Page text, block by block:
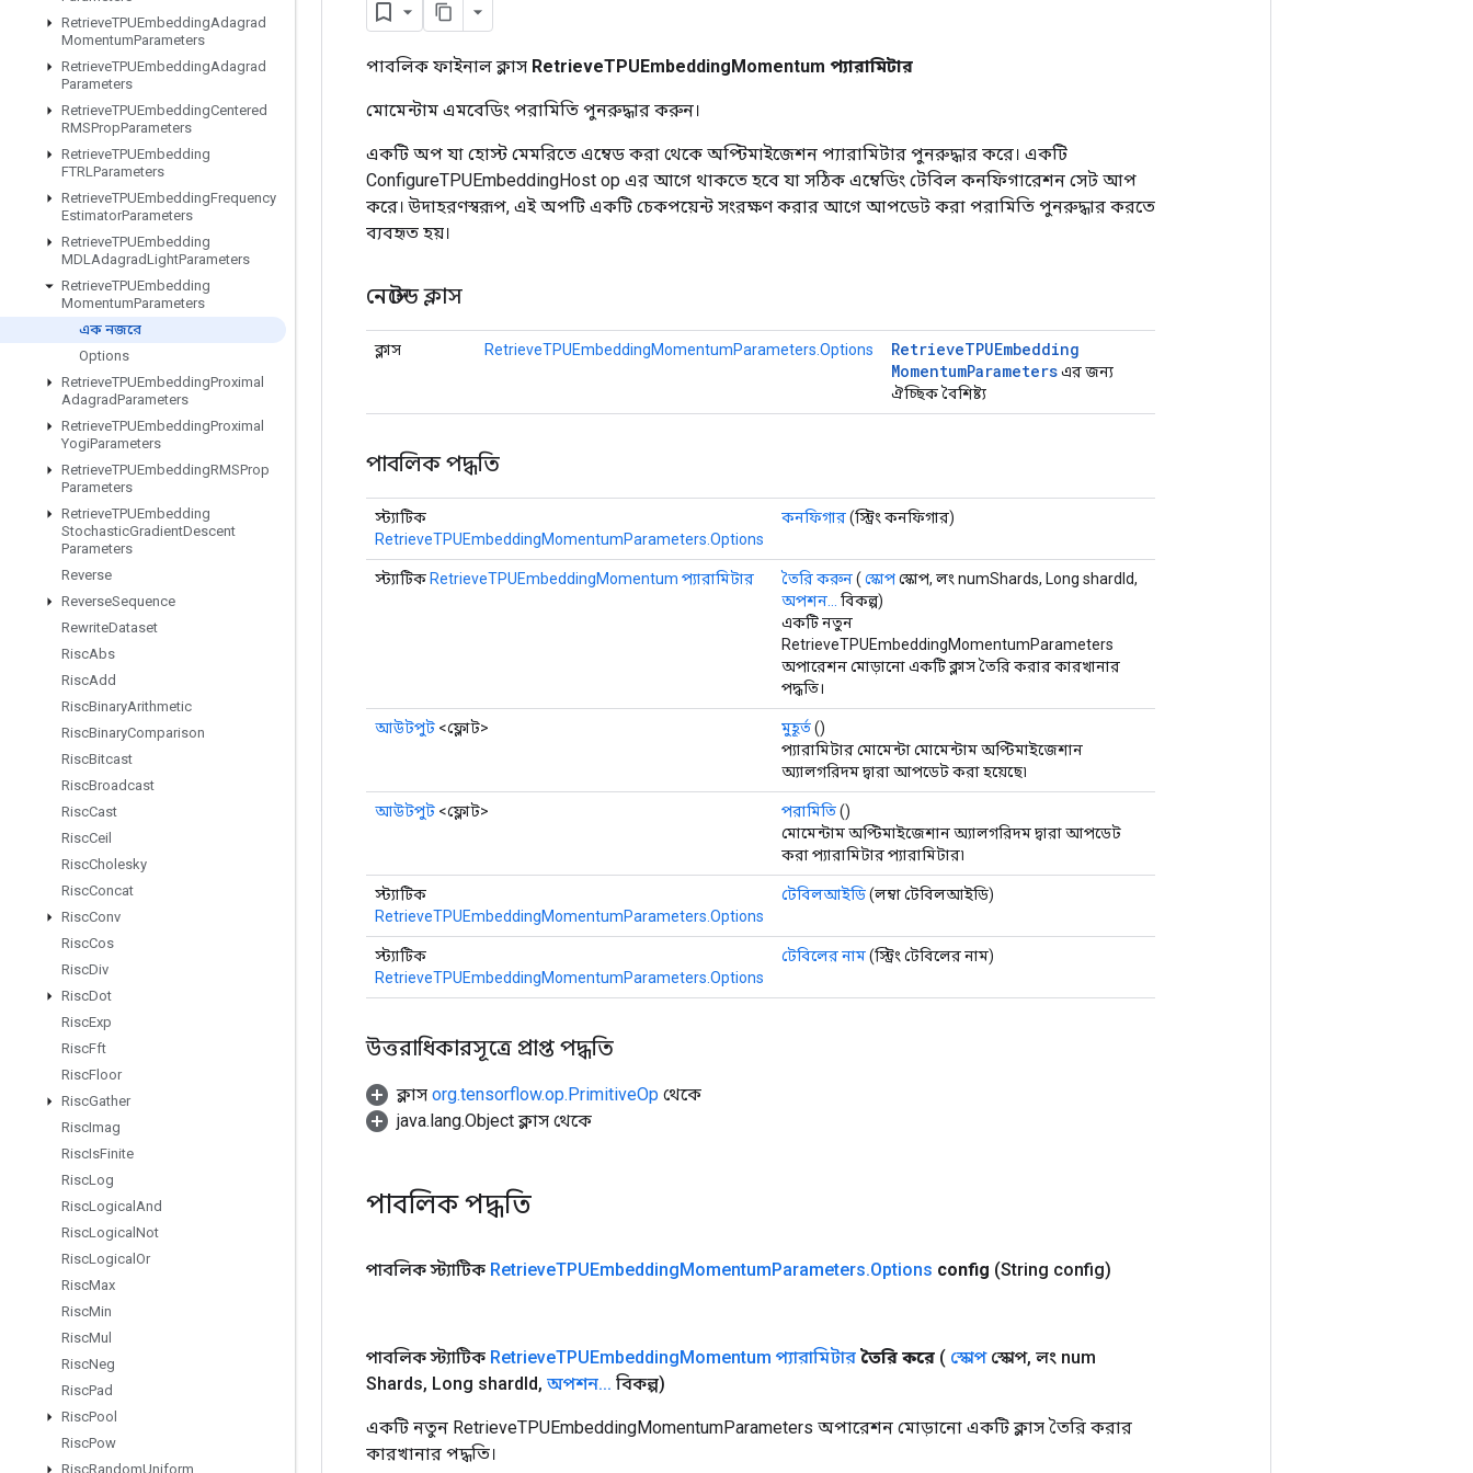
RetrieveTPUEmbeddingAdagrad
MomentumParameters
RetrieveTPUEmbeddingAdagrad
Parameters
RetrieveTPUEmbeddingCentered
RMSPropParameters
RetrieveTPUEmbedding
FTRLParameters
RetrieveTPUEmbeddingFrequency
EstimatorParameters
RetrieveTPUEmbedding
MDLAdagradLightParameters
RetrieveTPUEmbedding
MomentumParameters
এক নজরে
Options
RetrieveTPUEmbeddingProximal
AdagradParameters
RetrieveTPUEmbeddingProximal
YogiParameters
RetrieveTPUEmbeddingRMSProp
Parameters
RetrieveTPUEmbedding
StochasticGradientDescent
Parameters
Reverse
ReverseSequence
RewriteDataset
RiscAbs
RiscAdd
RiscBinaryArithmetic
RiscBinaryComparison
RiscBitcast
RiscBroadcast
RiscCast
RiscCeil
RiscCholesky
RiscConcat
RiscConv
RiscCos
RiscDiv
RiscDot
RiscExp
RiscFft
RiscFloor
RiscGather
RiscImag
RiscIsFinite
RiscLog
RiscLogical And
RiscLogical Not
RiscLogical Or
RiscMax
RiscMin
RiscMul
RiscNeg
RiscPad
RiscPool
RiscPow
RiscRandomUniform
পাবলিক ফাইনাল ক্লাস RetrieveTPUEmbeddingMomentum প্যারামিটার
মোমেন্টাম এমবেডিং পরামিতি পুনরুদ্ধার করুন।
একটি অপ যা হোস্ট মেমরিতে এম্বেড করা থেকে অপ্টিমাইজেশন প্যারামিটার পুনরুদ্ধার করে। একটি
ConfigureTPUEmbeddingHost op এর আগে থাকতে হবে যা সঠিক এম্বেডিং টেবিল কনফিগারেশন সেট আপ
করে। উদাহরণস্বরূপ, এই অপটি একটি চেকপয়েন্ট সংরক্ষণ করার আগে আপডেট করা পরামিতি পুনরুদ্ধার করতে
ব্যবহৃত হয়।
নেস্টেড ক্লাস
ক্লাস RetrieveTPUEmbeddingMomentumParameters.Options RetrieveTPUEmbedding
MomentumParametersএর জন্য
ঐচ্ছিক বৈশিষ্ট্য
পাবলিক পদ্ধতি
স্ট্যাটিক
RetrieveTPUEmbeddingMomentumParameters.Options
কনফিগার(স্ট্রিং কনফিগার)
স্ট্যাটিক RetrieveTPUEmbeddingMomentum প্যারামিটার তৈরি করুন( স্কোপস্কোপ, লং numShards, Long shardId,
অপশন...
বিকল্প)
একটি নতুন
RetrieveTPUEmbeddingMomentumParameters
অপারেশন মোড়ানো একটি ক্লাস তৈরি করার কারখানার
পদ্ধতি।
আউটপুট <ফ্লোট> মুহূর্ত()
প্যারামিটার মোমেন্টা মোমেন্টাম অপ্টিমাইজেশান
অ্যালগরিদম দ্বারা আপডেট করা হয়েছে৷
আউটপুট <ফ্লোট> পরামিতি()
মোমেন্টাম অপ্টিমাইজেশান অ্যালগরিদম দ্বারা আপডেট
করা প্যারামিটার প্যারামিটার৷
স্ট্যাটিক
RetrieveTPUEmbeddingMomentumParameters.Options
টেবিলআইডি(লম্বা টেবিলআইডি)
স্ট্যাটিক
RetrieveTPUEmbeddingMomentumParameters.Options
টেবিলের নাম(স্ট্রিং টেবিলের নাম)
উত্তরাধিকারসূত্রে প্রাপ্ত পদ্ধতি
ক্লাস org.tensorflow.op.PrimitiveOp থেকে
java.lang.Object ক্লাস থেকে
পাবলিক পদ্ধতি
পাবলিক স্ট্যাটিক RetrieveTPUEmbeddingMomentumParameters.Options config (String config)
পাবলিক স্ট্যাটিক RetrieveTPUEmbeddingMomentum প্যারামিটার তৈরি করে ( স্কোপস্কোপ, লং num
Shards, Long shardId, অপশন... বিকল্প)
একটি নতুন RetrieveTPUEmbeddingMomentumParameters অপারেশন মোড়ানো একটি ক্লাস তৈরি করার
কারখানার পদ্ধতি।